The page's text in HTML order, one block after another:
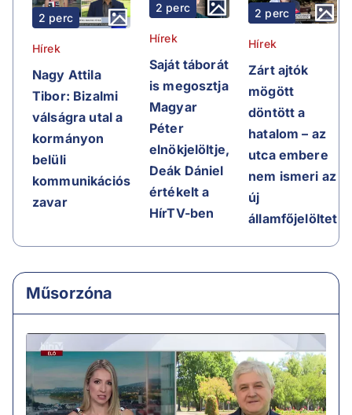
2 perc
Hírek
Nagy Attila
Tibor: Bizalmi
válságra utal a
kormányon
belüli
kommunikációs
zavar
2 perc
Hírek
Saját táborát
is megosztja
Magyar
Péter
elnökjelöltje,
Deák Dániel
értékelt a
HírTV-ben
2 perc
Hírek
Zárt ajtók
mögött
döntött a
hatalom – az
utca embere
nem ismeri az
új
államfőjelöltet
Műsorzóna